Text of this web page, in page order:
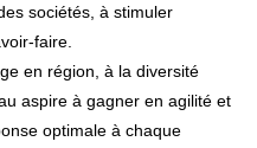
sociétés, à stimuler
faire.
en région, à la diversité
aspire à gagner en agilité et
optimale à chaque